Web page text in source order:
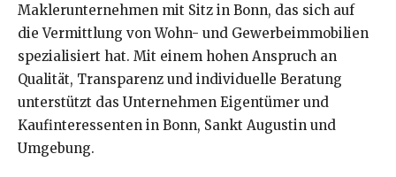
Maklerunternehmen mit Sitz in Bonn, das sich auf
die Vermittlung von Wohn- und Gewerbeimmobilien
spezialisiert hat. Mit einem hohen Anspruch an
Qualität, Transparenz und individuelle Beratung
unterstützt das Unternehmen Eigentümer und
Kaufinteressenten in Bonn, Sankt Augustin und
Umgebung.